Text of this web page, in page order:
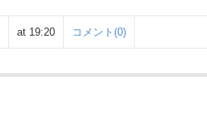
at 19:20 コメント(0)